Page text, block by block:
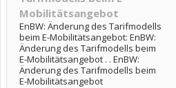
Mobilitätsangebot
EnBW: Änderung des Tarifmodells
beim E-Mobilitätsangebot: EnBW:
Änderung des Tarifmodells beim
E-Mobilitätsangebot . . EnBW:
Änderung des Tarifmodells beim
E-Mobilitätsangebot